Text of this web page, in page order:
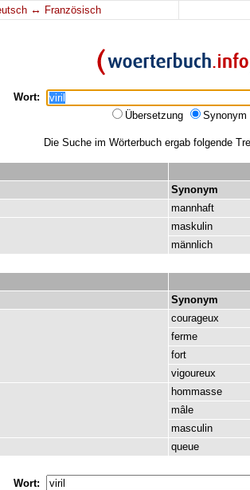
↔ Französisch
Wort:
Übersetzung
Synonym
Die Suche im Wörterbuch ergab folgende
Synonym
mannhaft
maskulin
männlich
Synonym
courageux
ferme
fort
vigoureux
hommasse
mâle
masculin
queue
Wort: